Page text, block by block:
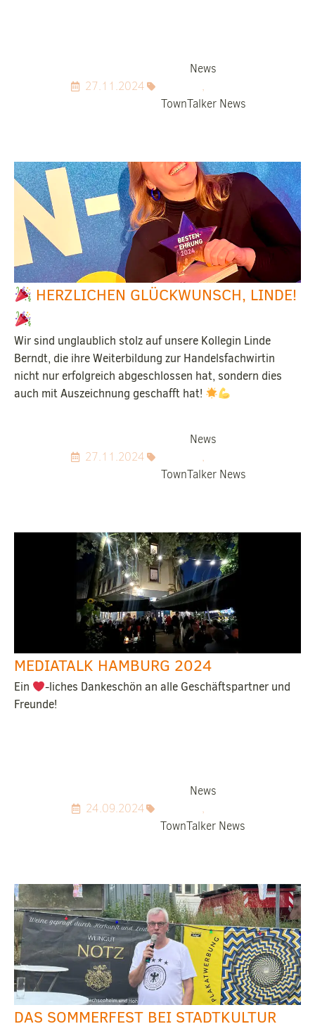
27.11.2024
News
,
TownTalker News
HERZLICHEN GLÜCKWUNSCH, LINDE!
Wir sind unglaublich stolz auf unsere Kollegin Linde
Berndt, die ihre Weiterbildung zur Handelsfachwirtin
nicht nur erfolgreich abgeschlossen hat, sondern dies
auch mit Auszeichnung geschafft hat!
27.11.2024
News
,
TownTalker News
MEDIATALK HAMBURG 2024
Ein
-liches Dankeschön an alle Geschäftspartner und
Freunde!
24.09.2024
News
,
TownTalker News
DAS SOMMERFEST BEI STADTKULTUR